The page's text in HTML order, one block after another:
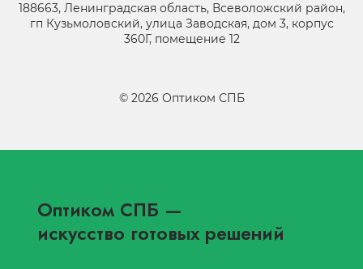
188663, Ленинградская область, Всеволожский район,
гп Кузьмоловский, улица Заводская, дом 3, корпус
360Г, помещение 12
© 2026 Оптиком СПБ
Оптиком СПБ —
искусство готовых решений